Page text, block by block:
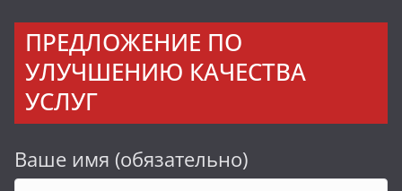
ПРЕДЛОЖЕНИЕ ПО
УЛУЧШЕНИЮ КАЧЕСТВА
УСЛУГ
Ваше имя (обязательно)